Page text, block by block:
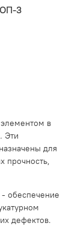
3
в
Эти
для
прочность,
обеспечение
дефектов.